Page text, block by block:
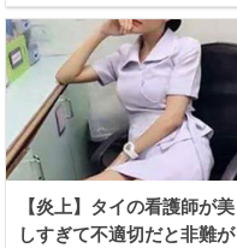
【炎上】タイの看護師が美
しすぎて不適切だと非難が